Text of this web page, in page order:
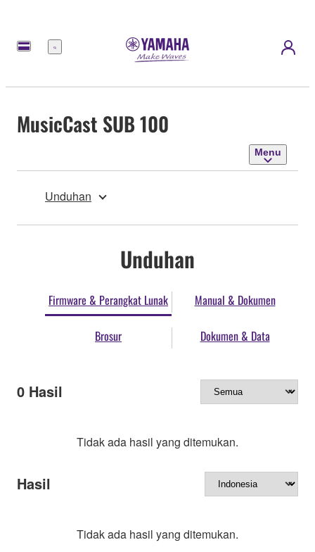
Menu
MusicCast SUB 100
Menu
Unduhan
Unduhan
Firmware & Perangkat Lunak Manual & Dokumen
Brosur Dokumen & Data
0 Hasil
Tidak ada hasil yang ditemukan.
Hasil
Tidak ada hasil yang ditemukan.